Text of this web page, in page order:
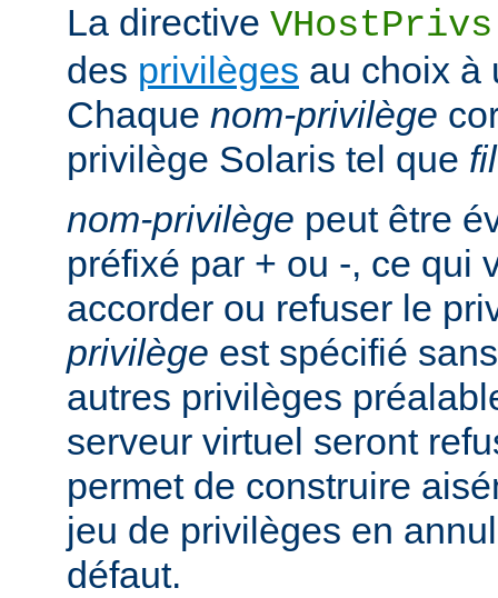
La directive VHostPrivs
des privilèges au choix à
Chaque nom-privilège
privilège Solaris tel que
nom-privilège peut être
préfixé par + ou -, ce qui
accorder ou refuser le
privilège est spécifié
autres privilèges
serveur virtuel seront
permet de construire
jeu de privilèges en
défaut.